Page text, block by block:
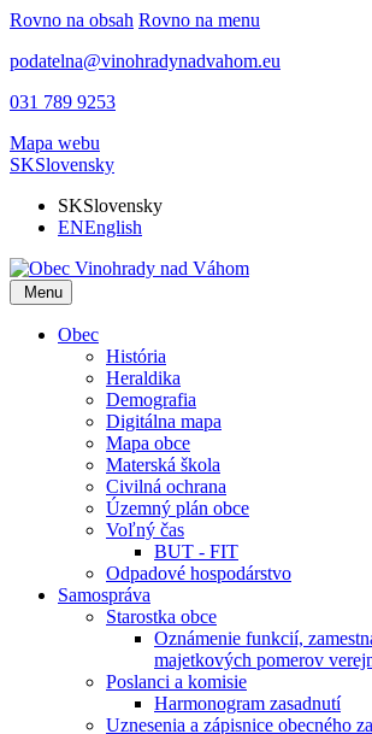
Rovno na obsah Rovno na menu
podatelna@vinohradynadvahom.eu
031 789 9253
Mapa webu
SKSlovensky
SKSlovensky
ENEnglish
Menu
Obec
História
Heraldika
Demografia
Digitálna mapa
Mapa obce
Materská škola
Civilná ochrana
Územný plán obce
Voľný čas
BUT - FIT
Odpadové hospodárstvo
Samospráva
Starostka obce
Oznámenie funkcií,
majetkových pomerov
Poslanci a komisie
Harmonogram zasadnutí
Uznesenia a zápisnice obecného